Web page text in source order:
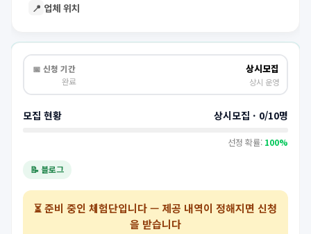
📍 업체 위치
📅 신청 기간
완료
상시모집
상시 운영
모집 현황 상시모집 · 0/10명
선정 확률: 100%
📝 블로그
⏳준비 중인 체험단입니다 — 제공 내역이 정해지면 신청
을 받습니다